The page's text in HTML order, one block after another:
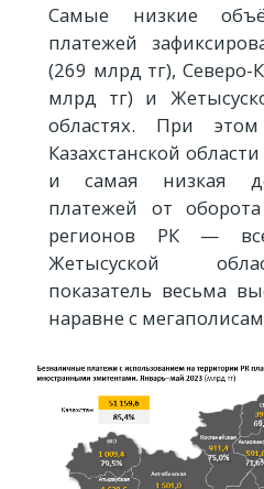
Самые низкие
платежей
(269 млрд тг), Северо-
млрд тг) и
областях. При
Казахстанской
и самая низкая
платежей от
регионов РК —
Жетысуской
показатель весьма
наравне с